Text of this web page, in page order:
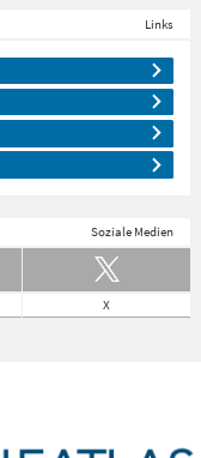
Links
Soziale Medien
X